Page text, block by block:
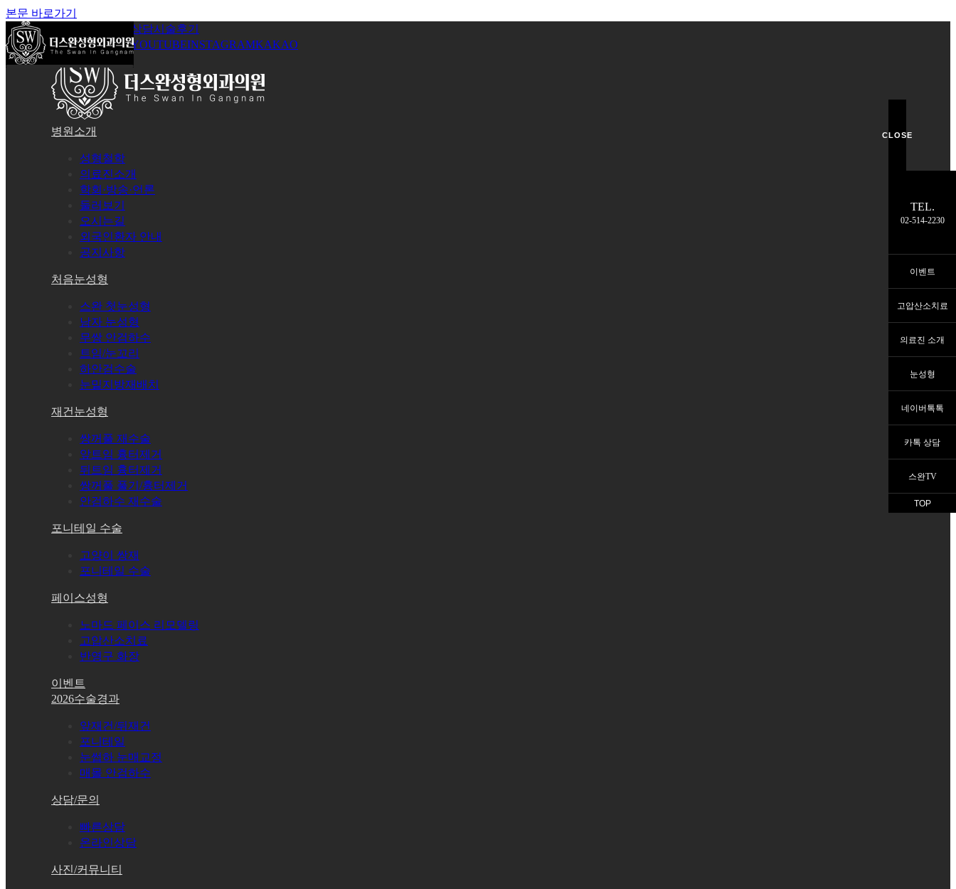
본문 바로가기
온라인상담시술후기
로그인회원가입YOUTUBEINSTAGRAMKAKAO
병원소개
성형철학
의료진소개
학회·방송·언론
둘러보기
오시는길
외국인환자 안내
공지사항
처음눈성형
스완 첫눈성형
남자 눈성형
무쌍 안검하수
트임/눈꼬리
하안검수술
눈밑지방재배치
재건눈성형
쌍꺼풀 재수술
앞트임 흉터제거
뒤트임 흉터제거
쌍꺼풀 풀기/흉터제거
안검하수 재수술
포니테일 수술
고양이 쌍재
포니테일 수술
페이스성형
노마드 페이스 리모델링
고압산소치료
반영구 화장
이벤트
2026수술경과
앞재건/뒤재건
포니테일
눈썹하 눈매교정
매몰 안검하수
상담/문의
빠른상담
온라인상담
사진/커뮤니티
CLOSE
TEL.
02-514-2230
이벤트
고압산소치료
의료진 소개
눈성형
네이버톡톡
카톡 상담
스완TV
TOP